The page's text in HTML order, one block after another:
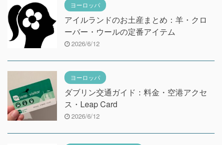
ヨーロッパ
アイルランドのお土産まとめ：羊・クロ
ーバー・ウールの定番アイテム
2026/6/12
ヨーロッパ
ダブリン交通ガイド：料金・空港アクセ
ス・Leap Card
2026/6/12